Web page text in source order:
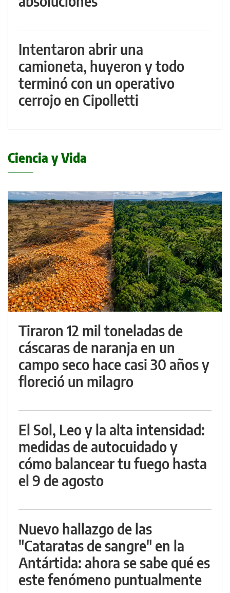
Intentaron abrir una
camioneta, huyeron y todo
terminó con un operativo
cerrojo en Cipolletti
Ciencia y Vida
Tiraron 12 mil toneladas de
cáscaras de naranja en un
campo seco hace casi 30 años y
floreció un milagro
El Sol, Leo y la alta intensidad:
medidas de autocuidado y
cómo balancear tu fuego hasta
el 9 de agosto
Nuevo hallazgo de las
"Cataratas de sangre" en la
Antártida: ahora se sabe qué es
este fenómeno puntualmente